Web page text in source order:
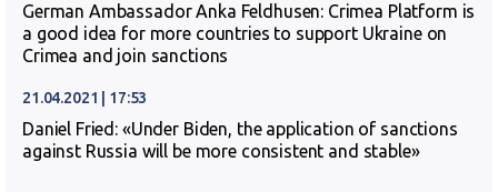
German Ambassador Anka Feldhusen: Crimea Platform is
a good idea for more countries to support Ukraine on
Crimea and join sanctions
21.04.2021 | 17:53
Daniel Fried: «Under Biden, the application of sanctions
against Russia will be more consistent and stable»